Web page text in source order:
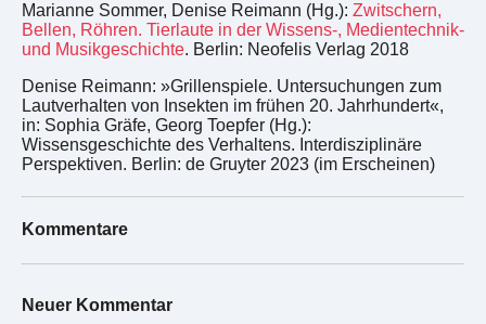
Marianne Sommer, Denise Reimann (Hg.): Zwitschern,
Bellen, Röhren. Tierlaute in der Wissens-, Medientechnik-
und Musikgeschichte. Berlin: Neofelis Verlag 2018
Denise Reimann: »Grillenspiele. Untersuchungen zum
Lautverhalten von Insekten im frühen 20. Jahrhundert«,
in: Sophia Gräfe, Georg Toepfer (Hg.):
Wissensgeschichte des Verhaltens. Interdisziplinäre
Perspektiven. Berlin: de Gruyter 2023 (im Erscheinen)
Kommentare
Neuer Kommentar